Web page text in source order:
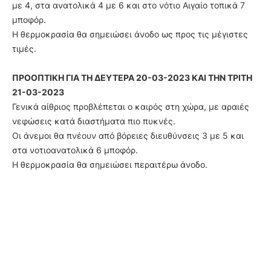
με 4, στα ανατολικά 4 με 6 και στο νότιο Αιγαίο τοπικά 7
μποφόρ.
Η θερμοκρασία θα σημειώσει άνοδο ως προς τις μέγιστες
τιμές.
ΠΡΟΟΠΤΙΚΗ ΓΙΑ ΤΗ ΔΕΥΤΕΡΑ 20-03-2023 ΚΑΙ ΤΗΝ ΤΡΙΤΗ
21-03-2023
Γενικά αίθριος προβλέπεται ο καιρός στη χώρα, με αραιές
νεφώσεις κατά διαστήματα πιο πυκνές.
Οι άνεμοι θα πνέουν από βόρειες διευθύνσεις 3 με 5 και
στα νοτιοανατολικά 6 μποφόρ.
Η θερμοκρασία θα σημειώσει περαιτέρω άνοδο.